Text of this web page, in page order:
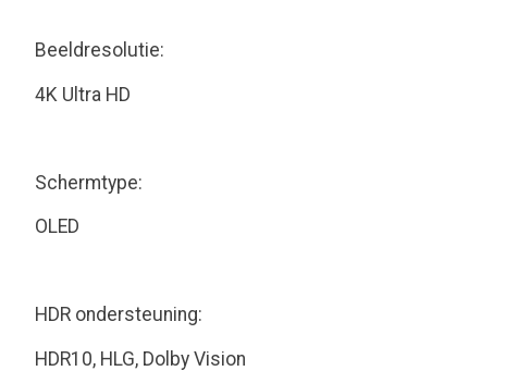
Beeldresolutie:
4K Ultra HD
Schermtype:
OLED
HDR ondersteuning:
HDR10, HLG, Dolby Vision